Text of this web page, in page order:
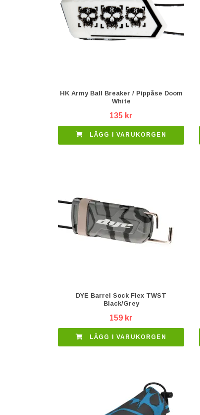
HK Army Ball Breaker / Pippåse Doom
White
135 kr
LÄGG I VARUKORGEN
DYE Barrel Sock Flex TWST
Black/Grey
159 kr
LÄGG I VARUKORGEN